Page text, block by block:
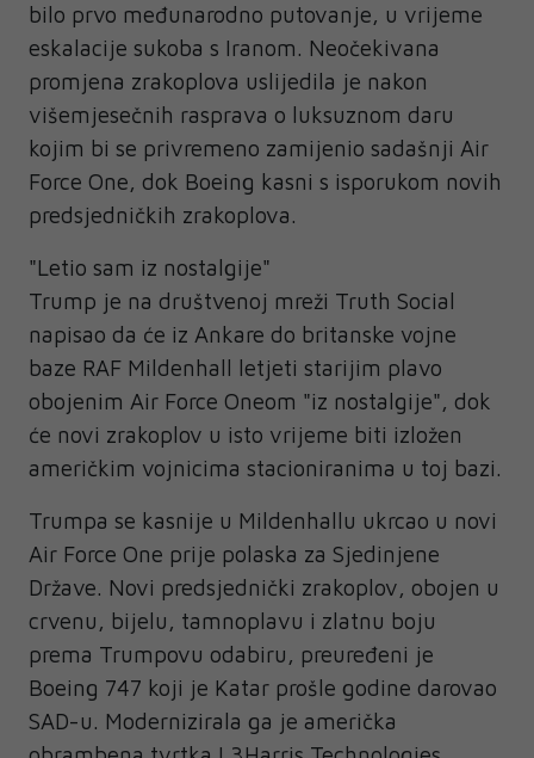
bilo prvo međunarodno putovanje, u vrijeme
eskalacije sukoba s Iranom. Neočekivana
promjena zrakoplova uslijedila je nakon
višemjesečnih rasprava o luksuznom daru
kojim bi se privremeno zamijenio sadašnji Air
Force One, dok Boeing kasni s isporukom novih
predsjedničkih zrakoplova.
"Letio sam iz nostalgije"
Trump je na društvenoj mreži Truth Social
napisao da će iz Ankare do britanske vojne
baze RAF Mildenhall letjeti starijim plavo
obojenim Air Force Oneom "iz nostalgije", dok
će novi zrakoplov u isto vrijeme biti izložen
američkim vojnicima stacioniranima u toj bazi.
Trumpa se kasnije u Mildenhallu ukrcao u novi
Air Force One prije polaska za Sjedinjene
Države. Novi predsjednički zrakoplov, obojen u
crvenu, bijelu, tamnoplavu i zlatnu boju
prema Trumpovu odabiru, preuređeni je
Boeing 747 koji je Katar prošle godine darovao
SAD-u. Modernizirala ga je američka